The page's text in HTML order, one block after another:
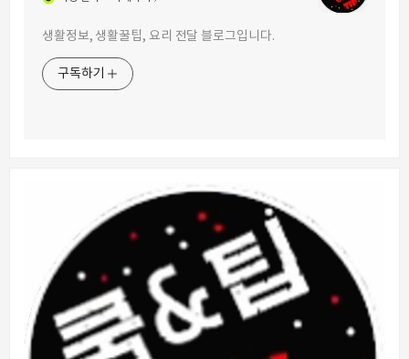
생활정보, 생활꿀팁, 요리 전달 블로그입니다.
구독하기